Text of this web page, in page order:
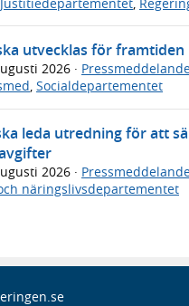
utvecklas för framtiden
2026 ·
, Socialdepartementet
leda utredning för att
2026 ·
näringslivsdepartementet